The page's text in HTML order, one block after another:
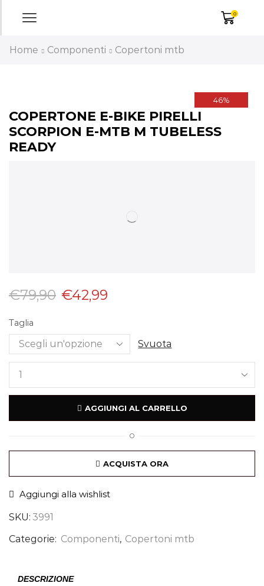
0
Home Componenti Copertoni mtb
46%
COPERTONE E-BIKE PIRELLI
SCORPION E-MTB M TUBELESS
READY
€79,90 €42,99
Taglia
Svuota
AGGIUNGI AL CARRELLO
O
ACQUISTA ORA
Aggiungi alla wishlist
SKU: 3991
Categorie: Componenti, Copertoni mtb
DESCRIZIONE